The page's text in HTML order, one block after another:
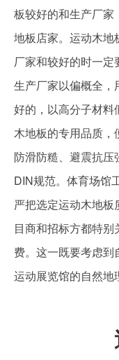
板较好的和生产厂家
地板店家。运动木
厂家和较好的时一
生产厂家以偏概全
好的，以高分子材料
木地板的专用品质
防滑防糙、避震抗
DIN规范。体育场馆
严把选定运动木地
目商和招标方都特
费。这一既要考虑
运动展览馆的自然地